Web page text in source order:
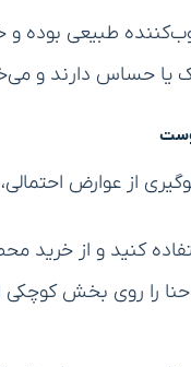
طبیعی بوده و
یا حساس دارند و
از عوارض
کنید و از خرید
را روی بخش